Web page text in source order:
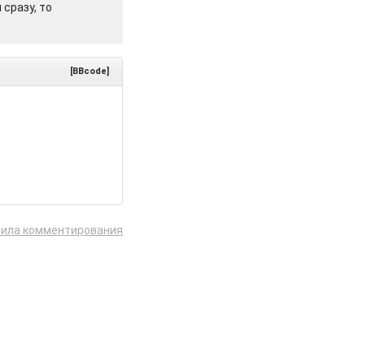
то
[BBcode]
комментирования